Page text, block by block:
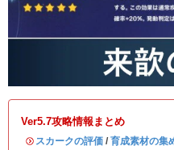
Ver5.7攻略情報まとめ
・ スカークの評価 / 育成素材の集